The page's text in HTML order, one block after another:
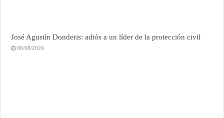
José Agustín Donderis: adiós a un líder de la protección civil
08/08/2026